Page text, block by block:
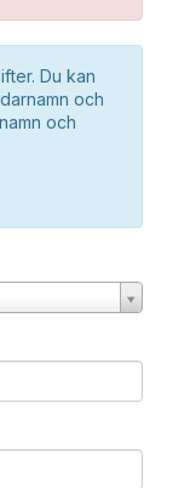
Du kan
och
och